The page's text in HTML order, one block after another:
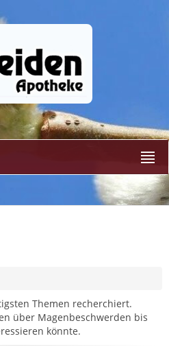
Themen recherchiert.
über Magenbeschwerden bis
könnte.